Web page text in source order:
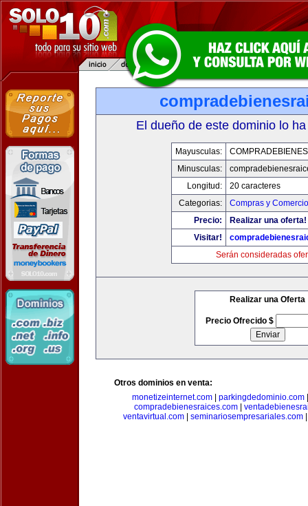
El dueño de este dominio lo
Mayusculas:
Minusculas:
Longitud:
20 caracteres
Categorias:
Compras y
Precio:
Realizar una oferta!
Visitar!
Serán consideradas
Realizar una Oferta
Precio Ofrecido $
Otros dominios en venta:
monetizeinternet.com| parkingdedominio.com
compradebienesraices.com
ventavirtual.com
seminariosempresariales.com